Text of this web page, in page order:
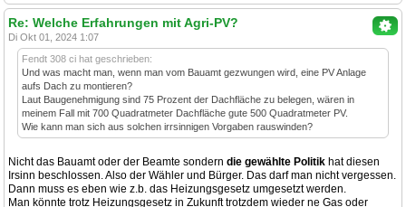
Re: Welche Erfahrungen mit Agri-PV?
Di Okt 01, 2024 1:07
Fendt 308 ci hat geschrieben:
Und was macht man, wenn man vom Bauamt gezwungen wird, eine PV Anlage
aufs Dach zu montieren?
Laut Baugenehmigung sind 75 Prozent der Dachfläche zu belegen, wären in
meinem Fall mit 700 Quadratmeter Dachfläche gute 500 Quadratmeter PV.
Wie kann man sich aus solchen irrsinnigen Vorgaben rauswinden?
Nicht das Bauamt oder der Beamte sondern die gewählte Politik hat diesen
Irsinn beschlossen. Also der Wähler und Bürger. Das darf man nicht vergessen.
Dann muss es eben wie z.b. das Heizungsgesetz umgesetzt werden.
Man könnte trotz Heizungsgesetz in Zukunft trotzdem wieder ne Gas oder